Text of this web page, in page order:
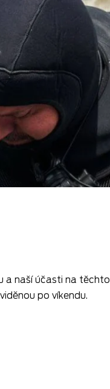
a naší účasti na těchto
po víkendu.